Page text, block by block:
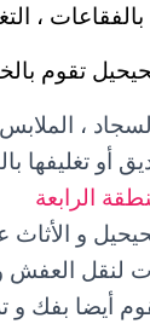
،
تقوم
، الملابس
أو
الرابعة
و
لنقل العفش و
أيضا بفك و